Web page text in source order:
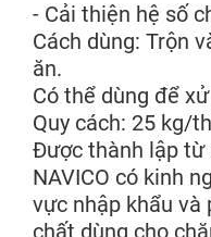
- Cải thiện hệ số
Cách dùng: Trộn
ăn.
Có thể dùng để
Quy cách: 25 kg/
Được thành lập từ
NAVICO có kinh
vực nhập khẩu và
chất dùng cho